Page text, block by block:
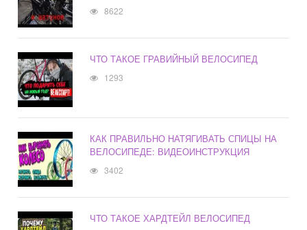
8622
ЧТО ТАКОЕ ГРАВИЙНЫЙ ВЕЛОСИПЕД
1293
КАК ПРАВИЛЬНО НАТЯГИВАТЬ СПИЦЫ НА
ВЕЛОСИПЕДЕ: ВИДЕОИНСТРУКЦИЯ
3402
ЧТО ТАКОЕ ХАРДТЕЙЛ ВЕЛОСИПЕД